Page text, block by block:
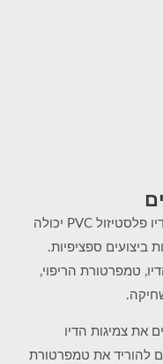
מעבר לרכיבים הבסיסיים, פורמולציית דיו פלסטיזול PVC יכולה
ביצועים ספציפיות.
טמפרטורת הריפוי,
את צמיגות הדיו
להוריד את טמפרטורת